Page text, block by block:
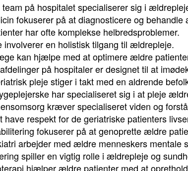
på hospitalet specialiserer sig i
fokuserer på at diagnosticere og
har ofte komplekse helbredsproblemer.
involverer en holistisk tilgang til ældrepleje.
kan hjælpe med at optimere ældre
på hospitaler er designet til at
pleje stiger i takt med en aldrende
har specialiseret sig i at pleje
kræver specialiseret viden og
have respekt for de geriatriske patienters
fokuserer på at genoprette ældre
arbejder med ældre menneskers mentale
spiller en vigtig rolle i ældrepleje og
hjælper ældre patienter med at